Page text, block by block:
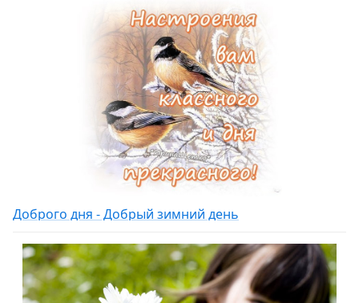
Доброго дня - Добрый зимний день